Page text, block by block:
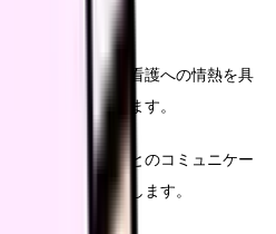
たスキル、美容看護への情熱を具
ことが求められます。
けでなく、患者とのコミュニケー
解決能力も重視します。